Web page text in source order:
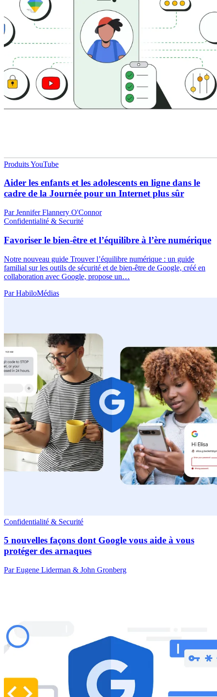
Produits YouTube
Aider les enfants et les adolescents en ligne dans le
cadre de la Journée pour un Internet plus sûr
Par Jennifer Flannery O'Connor
Confidentialité & Securité
Favoriser le bien-être et l’équilibre à l’ère numérique
Notre nouveau guide Trouver l’équilibre numérique : un guide
familial sur les outils de sécurité et de bien-être de Google, créé en
collaboration avec Google, propose un…
Par HabiloMédias
Confidentialité & Securité
5 nouvelles façons dont Google vous aide à vous
protéger des arnaques
Par Eugene Liderman & John Gronberg